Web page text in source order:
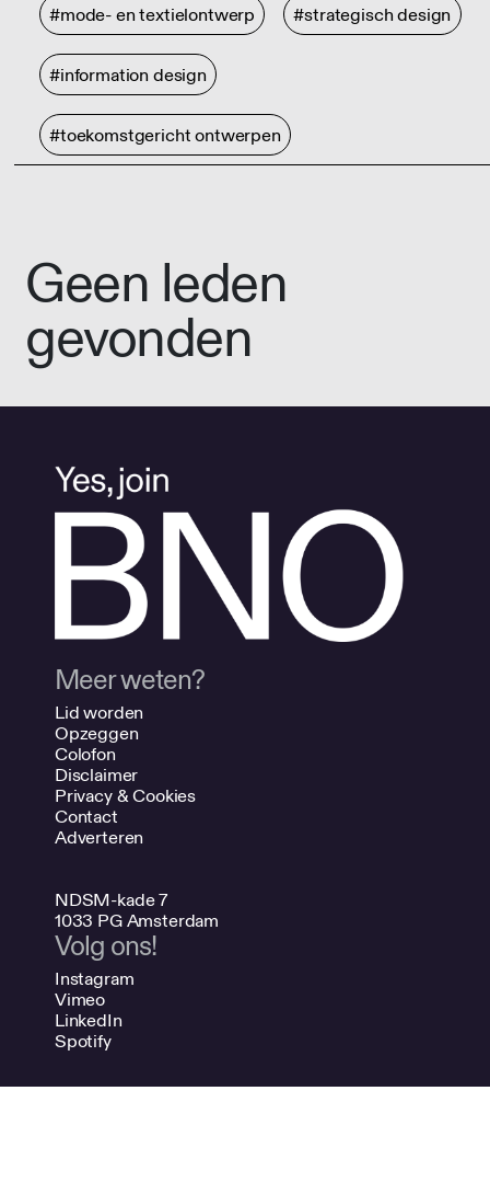
#mode- en textielontwerp #strategisch design
#information design
#toekomstgericht ontwerpen
Geen leden
gevonden
Meer weten?
Lid worden
Opzeggen
Colofon
Disclaimer
Privacy & Cookies
Contact
Adverteren
NDSM-kade 7
1033 PG Amsterdam
Volg ons!
Instagram
Vimeo
LinkedIn
Spotify